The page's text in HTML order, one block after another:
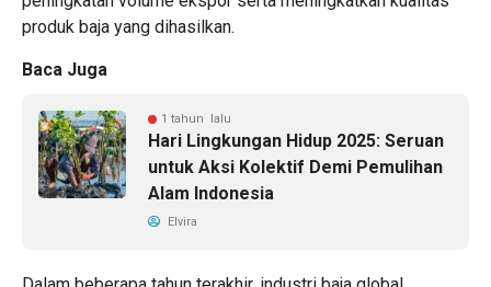
produk baja yang dihasilkan.
Baca Juga
1 tahun lalu
Hari Lingkungan Hidup 2025: Seruan
untuk Aksi Kolektif Demi Pemulihan
Alam Indonesia
Elvira